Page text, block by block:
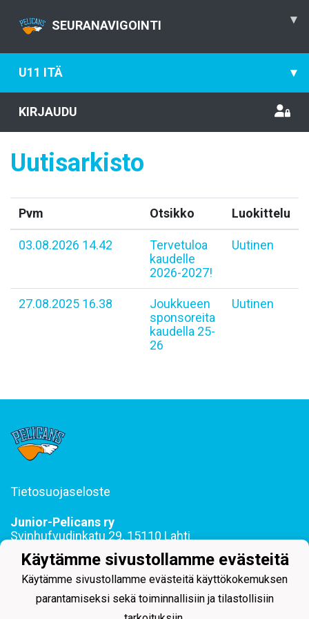
SEURANAVIGOINTI ▾
U11 ITÄ ▾
KIRJAUDU
Uutisarkisto
Pvm Otsikko Luokittelu
03.08.2026 14.42
Tervetuloa
kaudelle
2026-2027!
Uutinen
27.08.2025 16.38
Joukkueen
sponsoreita
kaudella 25-
26
Uutinen
Tietosuojaseloste
Junior-Pelicans ry
Svinhufvudinkatu 29, 15110 Lahti
044 255 1975 toimisto@juniorpelicans.fi
Toimisto avoinna ma-pe klo 9-15
Käytämme sivustollamme evästeitä
Käytämme sivustollamme evästeitä käyttökokemuksen
parantamiseksi sekä toiminnallisiin ja tilastollisiin